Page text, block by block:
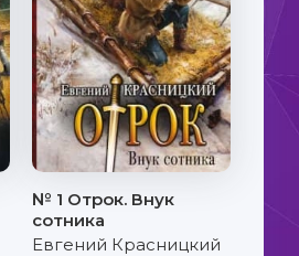
№ 1 Отрок. Внук
сотника
Евгений Красницкий